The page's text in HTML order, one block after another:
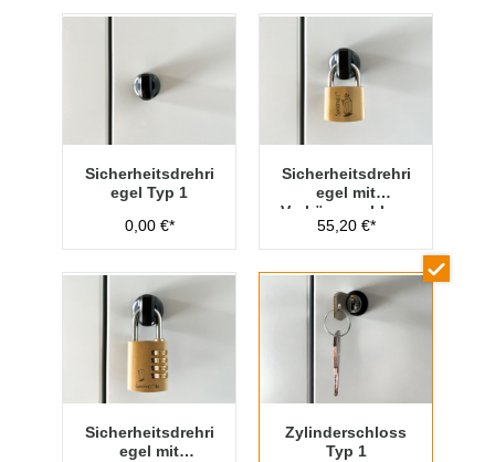
Sicherheitsdrehri
egel Typ 1
0,00 €*
Sicherheitsdrehri
egel mit
Vorhängeschloss
Typ 1
55,20 €*
Sicherheitsdrehri
egel mit
Zylinderschloss
Typ 1